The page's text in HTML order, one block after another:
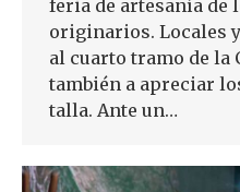
feria de artesanía de
originarios. Locales
al cuarto tramo de la
también a apreciar
talla. Ante un…